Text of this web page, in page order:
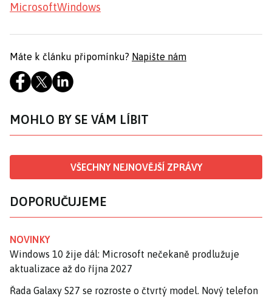
MicrosoftWindows
Máte k článku připomínku? Napište nám
MOHLO BY SE VÁM LÍBIT
VŠECHNY NEJNOVĚJŠÍ ZPRÁVY
DOPORUČUJEME
NOVINKY
Windows 10 žije dál: Microsoft nečekaně prodlužuje
aktualizace až do října 2027
Řada Galaxy S27 se rozroste o čtvrtý model. Nový telefon